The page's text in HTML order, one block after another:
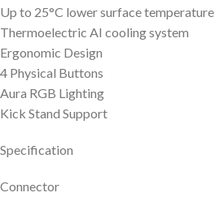
Up to 25°C lower surface temperature
Thermoelectric AI cooling system
Ergonomic Design
4 Physical Buttons
Aura RGB Lighting
Kick Stand Support
Specification
Connector